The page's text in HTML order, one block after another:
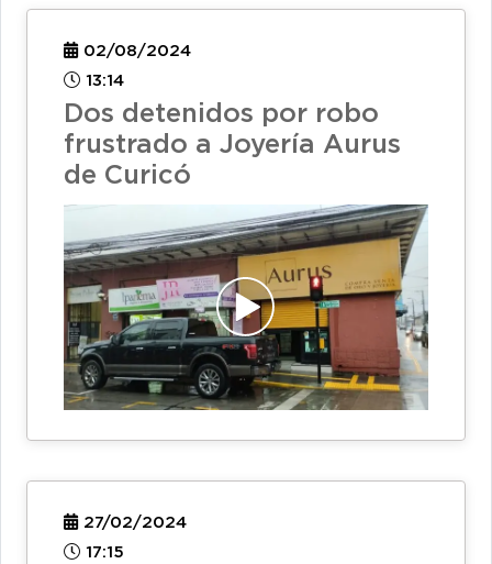
02/08/2024
13:14
Dos detenidos por robo
frustrado a Joyería Aurus
de Curicó
27/02/2024
17:15